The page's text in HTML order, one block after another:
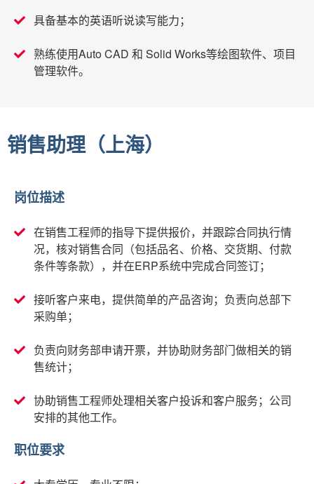
具备基本的英语听说读写能力；
熟练使用Auto CAD 和 Solid Works等绘图软件、项目
管理软件。
销售助理（上海）
岗位描述
在销售工程师的指导下提供报价，并跟踪合同执行情
况，核对销售合同（包括品名、价格、交货期、付款
条件等条款），并在ERP系统中完成合同签订；
接听客户来电，提供简单的产品咨询；负责向总部下
采购单；
负责向财务部申请开票，并协助财务部门做相关的销
售统计；
协助销售工程师处理相关客户投诉和客户服务；公司
安排的其他工作。
职位要求